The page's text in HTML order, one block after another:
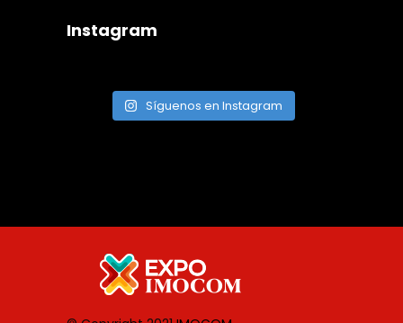
Instagram
Síguenos en Instagram